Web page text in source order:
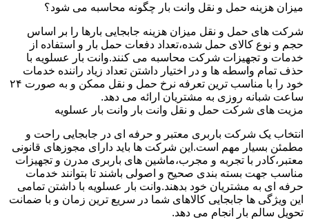
میزان هزینه حمل و نقل وانت بار چگونه محاسبه می شود؟
شرکت های حمل و نقل میزان هزینه جابجایی بارها را بر اساس
حجم و نوع کالای حمل شده،تعداد دفعات حمل بار و استفاده از
خدمات و تجهیزات شرکت محاسبه می کنند.وانت بار عسلویه با
حذف تمام واسطه ها و در اختیار داشتن تعداد زیاد راننده خدمات
خود را با مناسب ترین تعرفه نرخ حمل و نقل ممکن و به صورت ۲۴
ساعت شبانه روزی به مشتریان ارائه می دهد.
مزیت های شرکت حمل و نقل وانت بار وانت بار عسلویه
انتخاب یک شرکت باربری معتبر و حرفه ای در جابجایی راحت و
مطمئن بسیار مهم است.این شرکت ها باید دارای مجوزهای قانونی
معتبر،کادر با تجربه و مجرب،ماشین های باربری مدرن و تجهیزات
مناسب جهت بسته بندی صحیح و اصولی باشند تا بتوانند خدمات
حرفه ای به مشتریان خود بدهند.وانت بار عسلویه با داشتن تمامی
این ویژگی ها جابجایی کالاهای شما در سریع ترین زمان و با ضمانت
تحویل سالم بار انجام می دهد.